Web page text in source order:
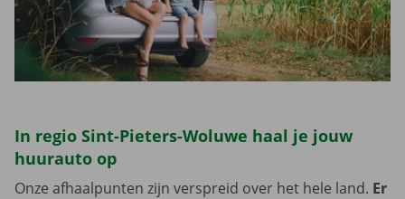
In regio Sint-Pieters-Woluwe haal je jouw
huurauto op
Onze afhaalpunten zijn verspreid over het hele land. Er